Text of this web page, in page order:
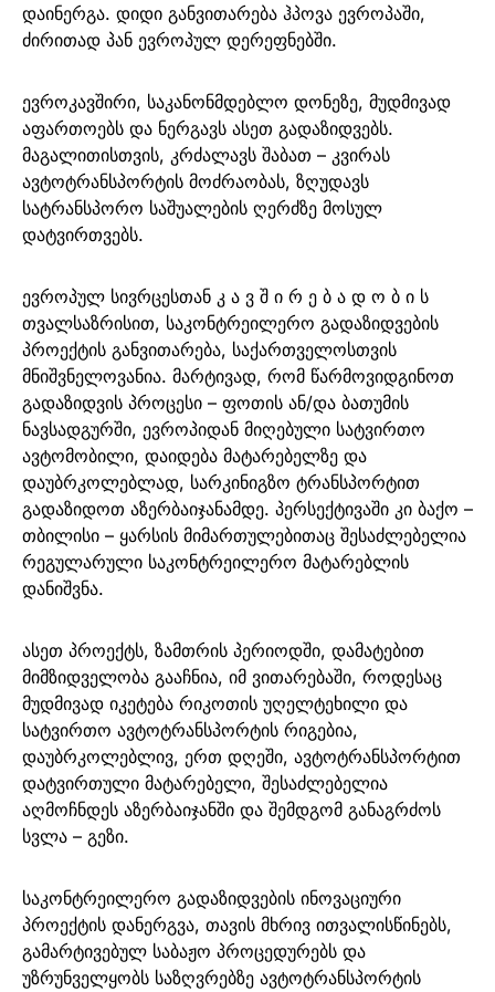
დაინერგა. დიდი განვითარება ჰპოვა ევროპაში,
ძირითად პან ევროპულ დერეფნებში.
ევროკავშირი, საკანონმდებლო დონეზე, მუდმივად
აფართოებს და ნერგავს ასეთ გადაზიდვებს.
მაგალითისთვის, კრძალავს შაბათ – კვირას
ავტოტრანსპორტის მოძრაობას, ზღუდავს
სატრანსპორო საშუალების ღერძზე მოსულ
დატვირთვებს.
ევროპულ სივრცესთან კ ა ვ შ ი რ ე ბ ა დ ო ბ ი ს
თვალსაზრისით, საკონტრეილერო გადაზიდვების
პროექტის განვითარება, საქართველოსთვის
მნიშვნელოვანია. მარტივად, რომ წარმოვიდგინოთ
გადაზიდვის პროცესი – ფოთის ან/და ბათუმის
ნავსადგურში, ევროპიდან მიღებული სატვირთო
ავტომობილი, დაიდება მატარებელზე და
დაუბრკოლებლად, სარკინიგზო ტრანსპორტით
გადაზიდოთ აზერბაიჯანამდე. პერსექტივაში კი ბაქო –
თბილისი – ყარსის მიმართულებითაც შესაძლებელია
რეგულარული საკონტრეილერო მატარებლის
დანიშვნა.
ასეთ პროექტს, ზამთრის პერიოდში, დამატებით
მიმზიდველობა გააჩნია, იმ ვითარებაში, როდესაც
მუდმივად იკეტება რიკოთის უღელტეხილი და
სატვირთო ავტოტრანსპორტის რიგებია,
დაუბრკოლებლივ, ერთ დღეში, ავტოტრანსპორტით
დატვირთული მატარებელი, შესაძლებელია
აღმოჩნდეს აზერბაიჯანში და შემდგომ განაგრძოს
სვლა – გეზი.
საკონტრეილერო გადაზიდვების ინოვაციური
პროექტის დანერგვა, თავის მხრივ ითვალისწინებს,
გამარტივებულ საბაჟო პროცედურებს და
უზრუნველყობს საზღვრებზე ავტოტრანსპორტის